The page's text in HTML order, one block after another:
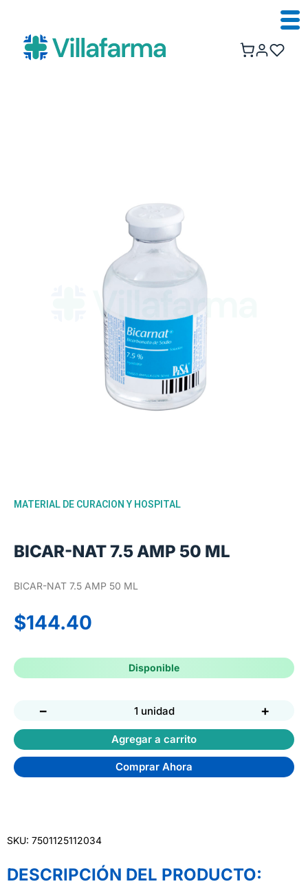
MATERIAL DE CURACION Y HOSPITAL
BICAR-NAT 7.5 AMP 50 ML
BICAR-NAT 7.5 AMP 50 ML
$144.40
Disponible
− 1 unidad +
Agregar a carrito
Comprar Ahora
SKU: 7501125112034
DESCRIPCIÓN DEL PRODUCTO: